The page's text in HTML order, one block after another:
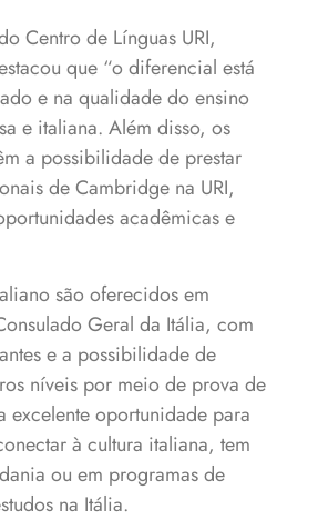
Centro de Línguas URI,
que “o diferencial está
e na qualidade do ensino
e italiana. Além disso, os
a possibilidade de prestar
de Cambridge na URI,
acadêmicas e
são oferecidos em
Geral da Itália, com
e a possibilidade de
níveis por meio de prova de
excelente oportunidade para
à cultura italiana, tem
ou em programas de
na Itália.